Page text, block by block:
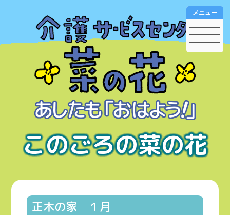
このごろの菜の花
メニュー
正木の家 １月